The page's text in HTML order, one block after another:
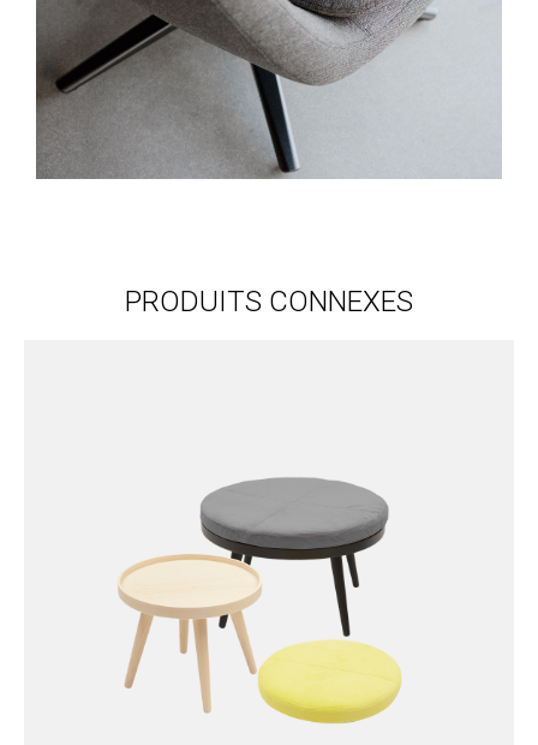
PRODUITS CONNEXES